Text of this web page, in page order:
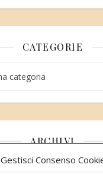
Gestisci Consenso
CATEGORIE
ARCHIVI